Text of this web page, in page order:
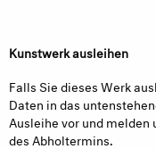
Kunstwerk ausleihen
Falls Sie dieses Werk
Daten in das
Ausleihe vor und melden
des Abholtermins.